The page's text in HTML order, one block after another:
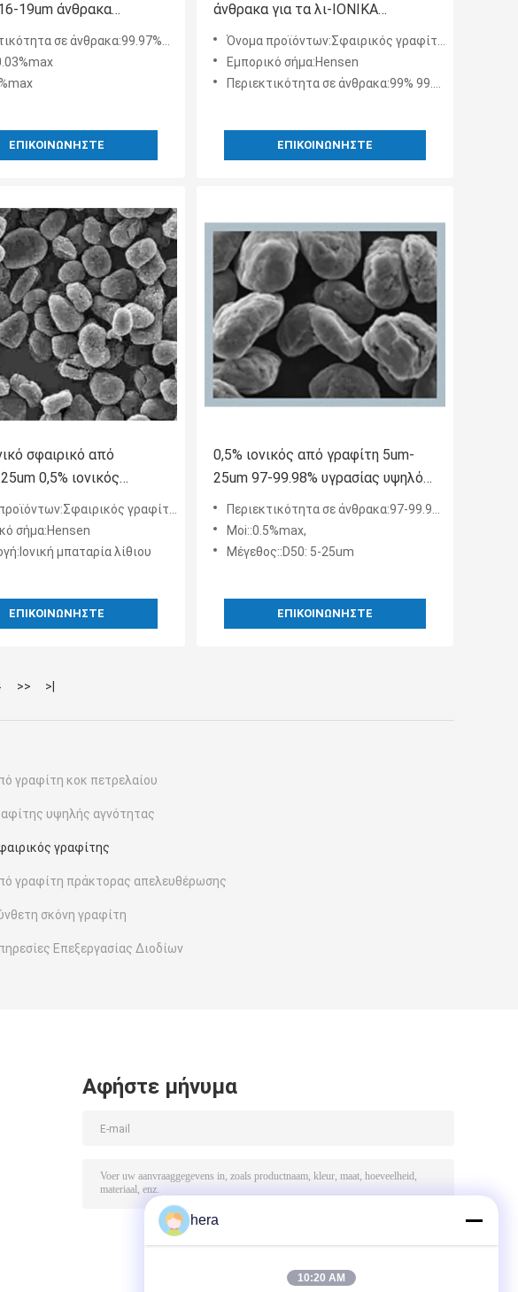
19um άνθρακα
τέφραςσε άνθρακα:99.97%min
ΕΠΙΚΟΙΝΩΝΉΣΤΕ
άνθρακα για τα λι-ΙΟΝΙΚΑ
δευτεροβάθμια υλικά μπαταριών
Όνομα προϊόντων:Σφαιρικός γραφίτης
Εμπορικό σήμα:Hensen
Περιεκτικότητα σε άνθρακα:99% 99.99%
ΕΠΙΚΟΙΝΩΝΉΣΤΕ
σφαιρικό από
0,5% ιονικός
λίθιου μορφής πατατών
γραφίτης
σήμα:Hensen
μπαταρία λίθιου
ΕΠΙΚΟΙΝΩΝΉΣΤΕ
0,5% ιονικός από γραφίτη 5um-
25um 97-99.98% υγρασίας υψηλός
άνθρακας 0.9-1.05g/Cc λι
Περιεκτικότητα σε άνθρακα:97-99.98%min
Moi::0.5%max,
Μέγεθος::D50: 5-25um
ΕΠΙΚΟΙΝΩΝΉΣΤΕ
>> >|
γραφίτη κοκ πετρελαίου
υψηλής αγνότητας
γραφίτης
γραφίτη πράκτορας απελευθέρωσης
σκόνη γραφίτη
Επεξεργασίας Διοδίων
Αφήστε μήνυμα
hera
10:20 AM